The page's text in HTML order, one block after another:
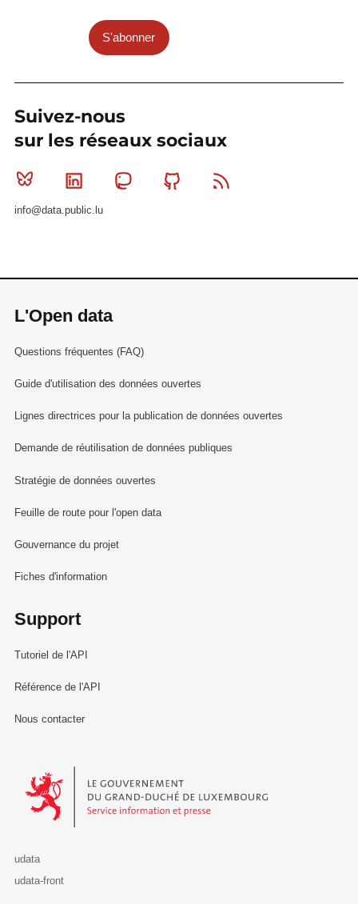
S'abonner
Suivez-nous
sur les réseaux sociaux
Bluesky Linkedin MastodonGithub
info@data.public.lu
L'Open data
Questions fréquentes (FAQ)
Guide d'utilisation des données ouvertes
Lignes directrices pour la publication de données ouvertes
Demande de réutilisation de données publiques
Stratégie de données ouvertes
Feuille de route pour l'open data
Gouvernance du projet
Fiches d'information
Support
Tutoriel de l'API
Référence de l'API
Nous contacter
Le Gouvernement du Grand-Duché de Luxembourg - Service
udata
udata-front